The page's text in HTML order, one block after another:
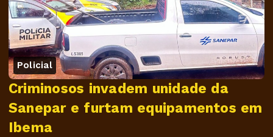
Policial
Criminosos invadem unidade da
Sanepar e furtam equipamentos em
Ibema